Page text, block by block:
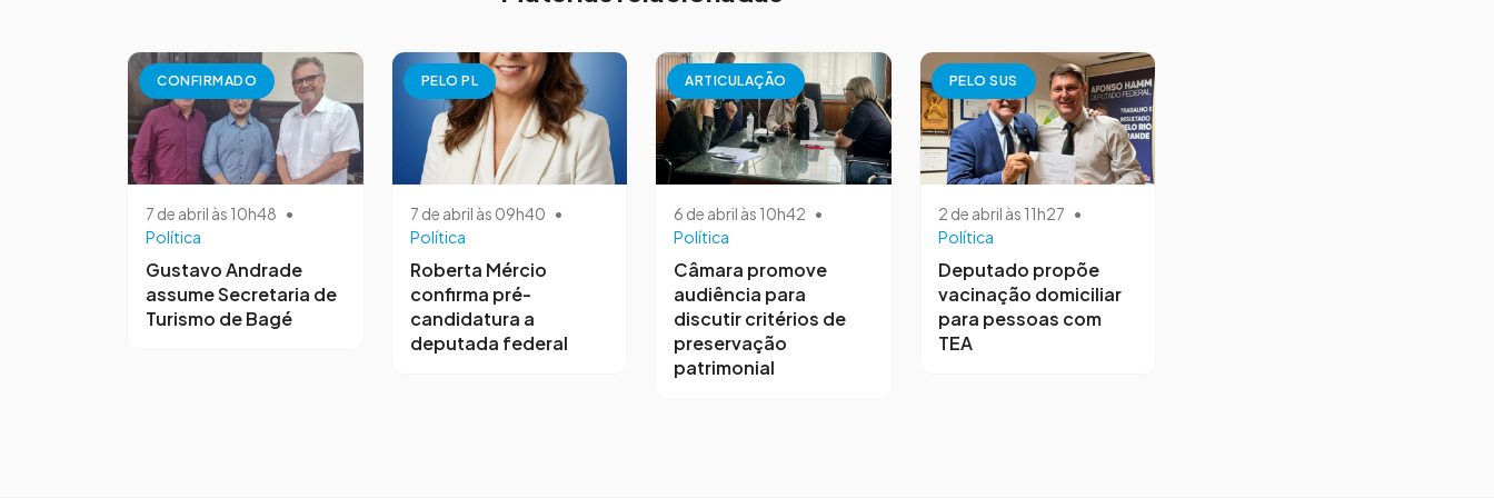
CONFIRMADO
7 de abril às 10h48 •
Política
Gustavo Andrade
assume Secretaria de
Turismo de Bagé
PELO PL
7 de abril às 09h40 •
Política
Roberta Mércio
confirma pré-
candidatura a
deputada federal
ARTICULAÇÃO
6 de abril às 10h42 •
Política
Câmara promove
audiência para
discutir critérios de
preservação
patrimonial
PELO SUS
2 de abril às 11h27 •
Política
Deputado propõe
vacinação domiciliar
para pessoas com
TEA